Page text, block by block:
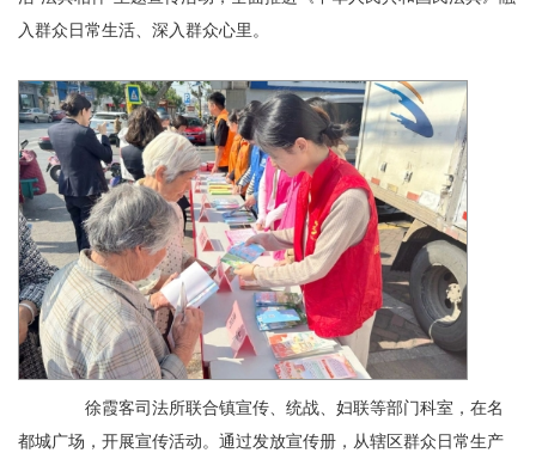
入群众日常生活、深入群众心里。
徐霞客司法所联合镇宣传、统战、妇联等部门科室，在名
都城广场，开展宣传活动。通过发放宣传册，从辖区群众日常生产